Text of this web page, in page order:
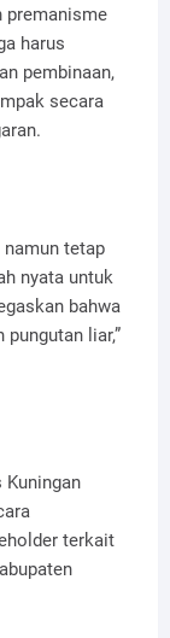
premanisme
harus
pembinaan,
secara
tetap
nyata untuk
bahwa
liar,”
Kuningan
terkait